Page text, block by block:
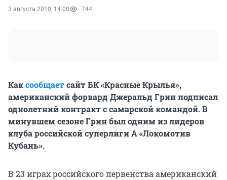
3 августа 2010, 14:00 744
Каксообщаетсайт БК «Красные Крылья»,
американский форвард Джеральд Грин подписал
однолетний контракт с самарской командой. В
минувшем сезоне Грин был одним из лидеров
клуба российской суперлиги А «Локомотив
Кубань».
В 23 играх российского первенства американский